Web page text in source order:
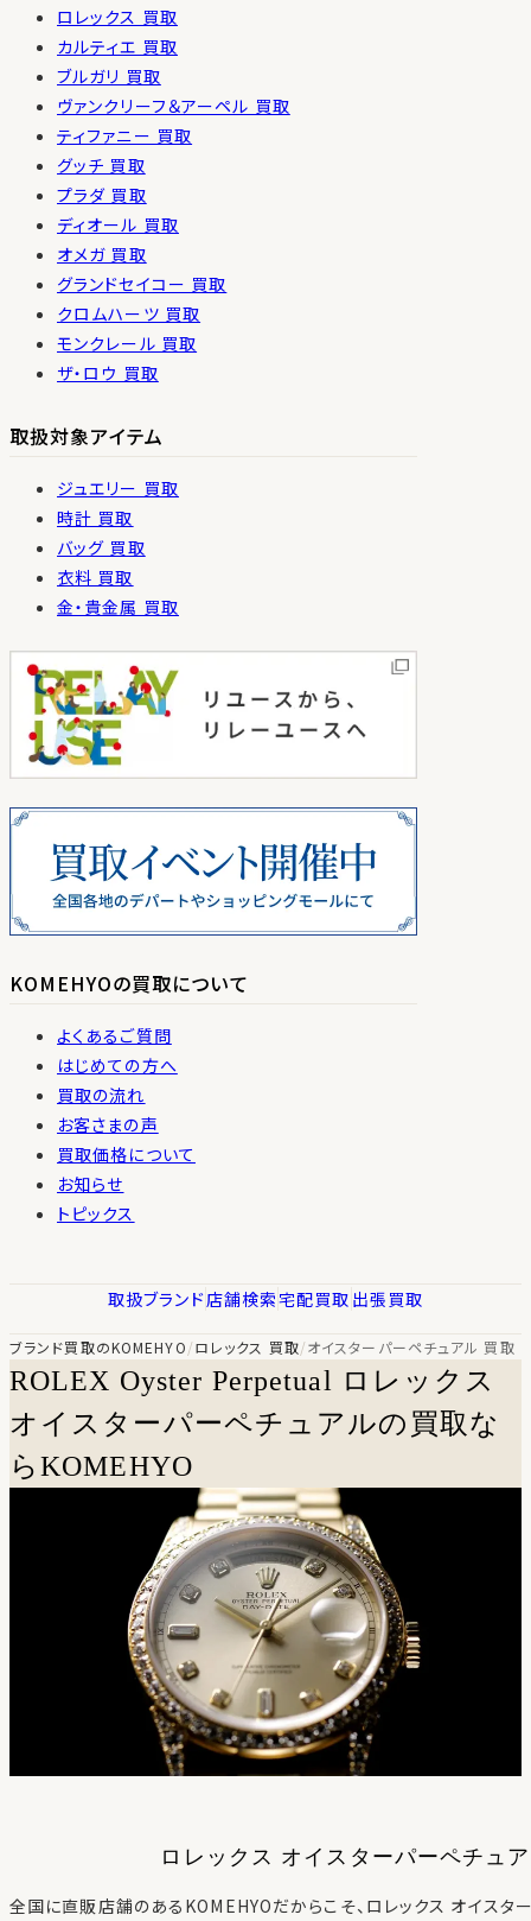
ロレックス 買取
カルティエ 買取
ブルガリ 買取
ヴァンクリーフ＆アーペル 買取
ティファニー 買取
グッチ 買取
プラダ 買取
ディオール 買取
オメガ 買取
グランドセイコー 買取
クロムハーツ 買取
モンクレール 買取
ザ・ロウ 買取
取扱対象アイテム
ジュエリー 買取
時計 買取
バッグ 買取
衣料 買取
金・貴金属 買取
KOMEHYOの買取について
よくあるご質問
はじめての方へ
買取の流れ
お客さまの声
買取価格について
お知らせ
トピックス
取扱ブランド店舗検索宅配買取 出張買取
ブランド買取のKOMEHYO/ロレックス 買取/オイスターパーペチュアル 買取
ROLEX Oyster Perpetual ロレックス
オイスターパーペチュアルの買取な
らKOMEHYO
ロレックス オイスターパーペチュ
全国に直販店舗のあるKOMEHYOだからこそ、 ロレックス オイスタ